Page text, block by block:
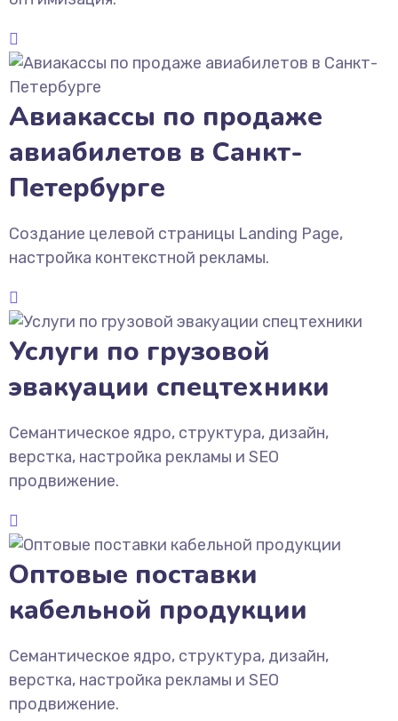
Авиакассы по продаже
авиабилетов в Санкт-
Петербурге
Создание целевой страницы Landing Page,
настройка контекстной рекламы.
Услуги по грузовой
эвакуации спецтехники
Семантическое ядро, структура, дизайн,
верстка, настройка рекламы и SEO
продвижение.
Оптовые поставки
кабельной продукции
Семантическое ядро, структура, дизайн,
верстка, настройка рекламы и SEO
продвижение.